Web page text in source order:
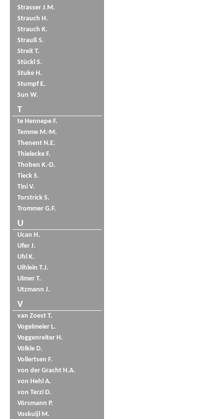
Strasser J.M.
Strauch H.
Strauch K.
Strauß S.
Streit T.
Stückl S.
Stuke H.
Stumpf E.
Sun W.
T
te Hennepe F.
Temme M.-M.
Thenent N.E.
Thielecke F.
Thoben K.-D.
Tieck S.
Tini V.
Torstrick S.
Trommer G.F.
U
Ucan H.
Ufer J.
Uhl K.
Uihlein T.J.
Ulmer T.
Utzmann J.
V
van Zoest T.
Vogelmeier L.
Voggenreiter H.
Völkle D.
Vollertsen F.
von der Gracht H.A.
von Hehl A.
von Terzi D.
Vörsmann P.
Voskuijl M.